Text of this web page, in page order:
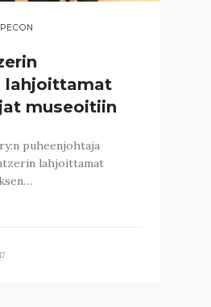
lahjoittamat
museoitiin
puheenjohtaja
lahjoittamat